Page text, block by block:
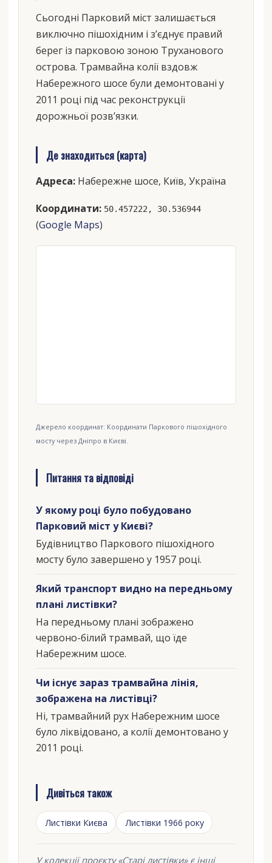
Сьогодні Парковий міст залишається
виключно пішохідним і з’єднує правий
берег із парковою зоною Труханового
острова. Трамвайна колії вздовж
Набережного шосе були демонтовані у
2011 році під час реконструкції
дорожньої розв’язки.
Де знаходиться (карта)
Адреса:Набережне шосе, Київ, Україна
Координати: 50.457222, 30.536944
(Google Maps)
Джерело координат: Координати Паркового пішохідного
мосту через Дніпро в Києві.
Питання та відповіді
У якому році було побудовано
Парковий міст у Києві?
Будівництво Паркового пішохідного
мосту було завершено у 1957 році.
Який транспорт видно на передньому
плані листівки?
На передньому плані зображено
червоно-білий трамвай, що їде
Набережним шосе.
Чи існує зараз трамвайна лінія,
зображена на листівці?
Ні, трамвайний рух Набережним шосе
було ліквідовано, а колії демонтовано у
2011 році.
Дивіться також
Листівки Києва Листівки 1966 року
У колекції проєкту «Старі листівки» є інші